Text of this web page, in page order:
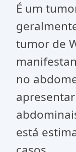
É um
tumor de
no
está